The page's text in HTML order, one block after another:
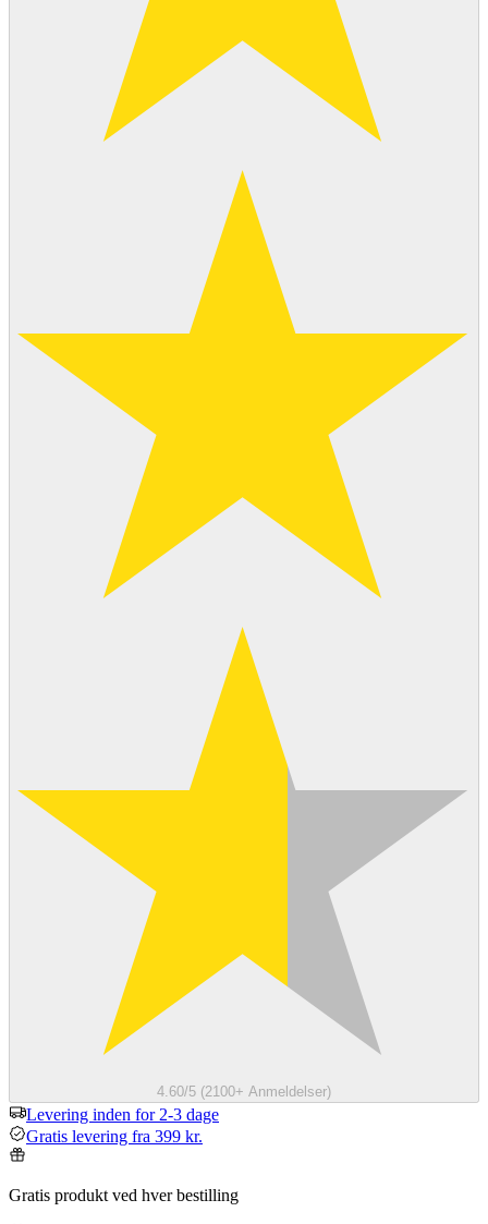
4.60/5 (2100+ Anmeldelser)
Levering inden for 2-3 dage
Gratis levering fra 399 kr.
Gratis produkt ved hver bestilling